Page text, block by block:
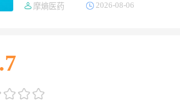
摩熵医药 2026-08-06